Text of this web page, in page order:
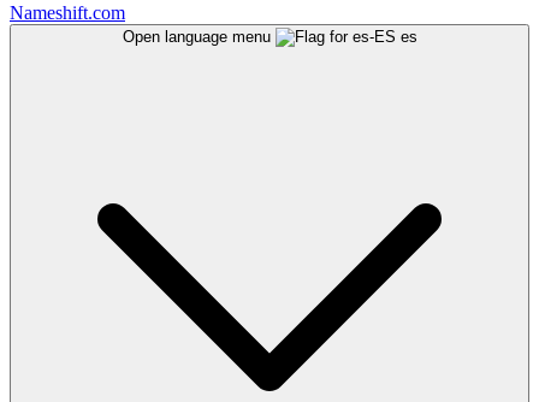
Nameshift.com
Open language menu es